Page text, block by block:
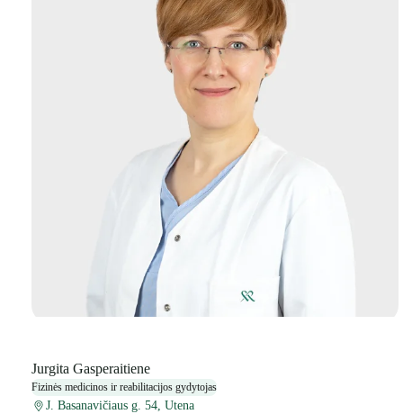
Jurgita Gasperaitiene
Fizinės medicinos ir reabilitacijos gydytojas
J. Basanavičiaus g. 54, Utena